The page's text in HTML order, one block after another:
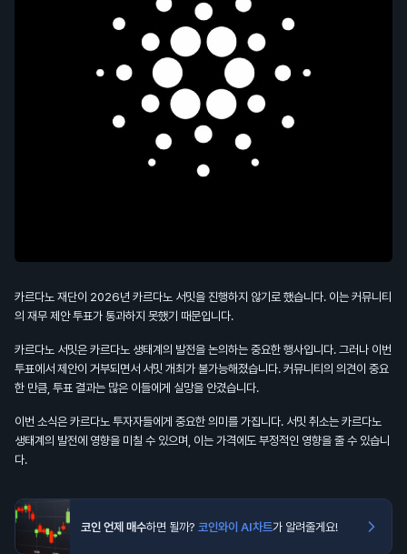
카르다노 재단이 2026년 카르다노 서밋을 진행하지 않기로 했습니다. 이는 커뮤니티
의 재무 제안 투표가 통과하지 못했기 때문입니다.
카르다노 서밋은 카르다노 생태계의 발전을 논의하는 중요한 행사입니다. 그러나 이번
투표에서 제안이 거부되면서 서밋 개최가 불가능해졌습니다. 커뮤니티의 의견이 중요
한 만큼, 투표 결과는 많은 이들에게 실망을 안겼습니다.
이번 소식은 카르다노 투자자들에게 중요한 의미를 가집니다. 서밋 취소는 카르다노
생태계의 발전에 영향을 미칠 수 있으며, 이는 가격에도 부정적인 영향을 줄 수 있습니
다.
코인 언제 매수하면 될까? 코인와이 AI차트가 알려줄게요!